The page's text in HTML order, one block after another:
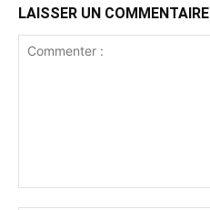
LAISSER UN COMMENTAIRE